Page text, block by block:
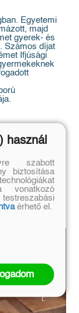
Egyetemi
majd
gyerek- és
Számos díjat
Ifjúsági
használ
szabott
biztosítása
vonatkozó
érhető el.